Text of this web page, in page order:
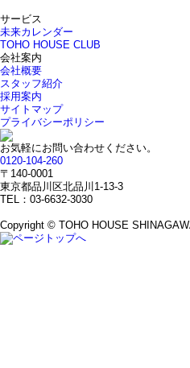
サービス
未来カレンダー
TOHO HOUSE CLUB
会社案内
会社概要
スタッフ紹介
採用案内
サイトマップ
プライバシーポリシー
お気軽にお問い合わせください。
0120-104-260
〒140-0001
東京都品川区北品川1-13-3
TEL：03-6632-3030
Copyright © TOHO HOUSE